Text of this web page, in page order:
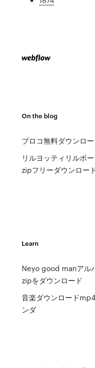
On the blog
プロコ無料ダウンロー
リルヨッティリルボ
zipフリーダウンロー
Learn
Neyo good manアル
zipをダウンロード
音楽ダウンロード
ンダ